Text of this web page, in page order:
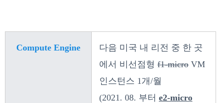
Compute Engine
다음 미국 내 리전 중 한 곳
에서 비선점형 f1-micro VM
인스턴스 1개/월
(2021. 08. 부터 e2-micro